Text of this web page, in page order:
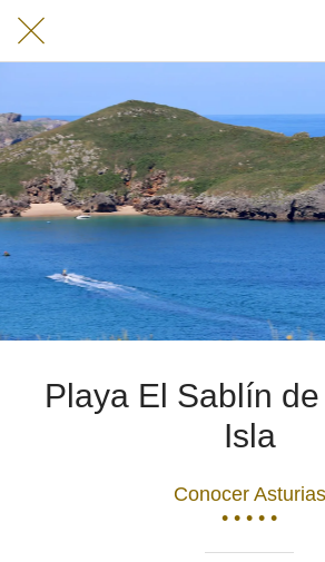
Playa El Sablín
Isla
Conocer Asturias
• • • • •